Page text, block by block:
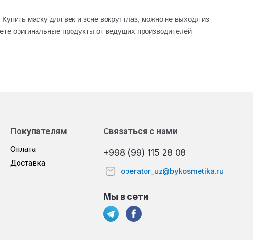
маску для век и зоне вокруг глаз, можно не выходя из
оригинальные продукты от ведущих производителей
Покупателям
Оплата
Доставка
Связаться с нами
+998 (99) 115 28 08
operator_uz@bykosmetika.ru
Мы в сети